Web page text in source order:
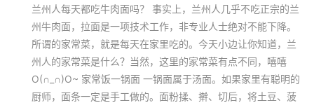
兰州人每天都吃牛肉面吗？ 事实上，兰州人几乎不吃正宗的兰
州牛肉面，拉面是一项技术工作，非专业人士绝对不能下降。
所谓的家常菜，就是每天在家里吃的。今天小边让你知道，兰
州人的家常菜是什么？当然，这里的家常菜有点不同，嘻嘻
O(∩_∩)O~ 家常饭一锅面 一锅面属于汤面。如果家里有聪明的
厨师，面条一定是手工做的。面粉揉、擀、切后，将土豆、菠